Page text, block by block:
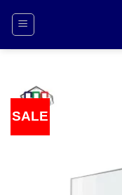
SALE